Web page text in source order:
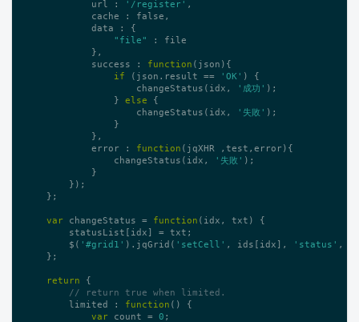
            url :
'/register' ,
            cache :
false ,
            data : {
"file"
: file
            },
            success :
function (json) {
if (json.result == 'OK' ) {
                    changeStatus(idx,
'成功' );
                }
else {
                    changeStatus(idx,
'失敗' );
                }
            },
            error :
function (jqXHR ,test,error) {
                changeStatus(idx,
'失敗' );
            }
        });
    };
var changeStatus = function (idx, txt)
{
        statusList[idx] = txt;
        $(
'#grid1' ).jqGrid( 'setCell' , ids[idx], 'status' ,
    };
return {
// return true when limited.
        limited :
function ()
{
var count = 0 ;